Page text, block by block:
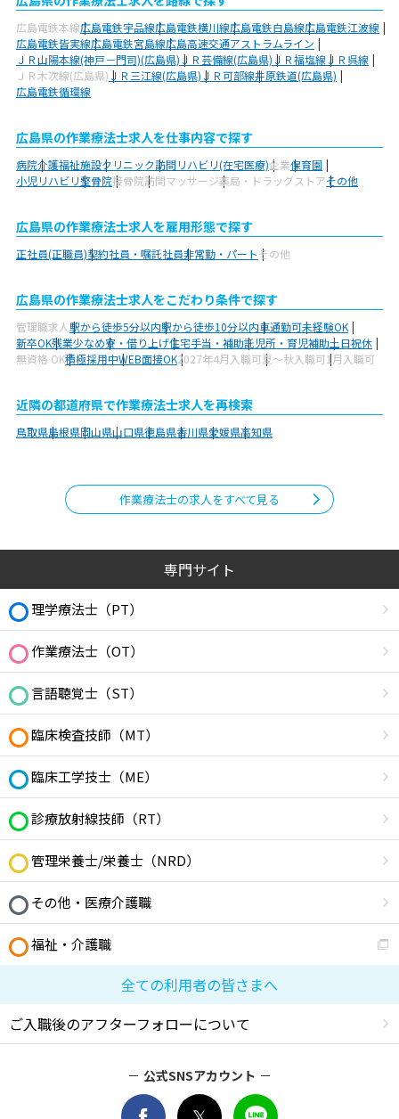
広島電鉄本線広島電鉄宇品線広島電鉄横川線広島電鉄白島線広島電鉄江波線
広島電鉄皆実線広島電鉄宮島線広島高速交通アストラムライン
ＪＲ山陽本線(神戸－門司)(広島県)ＪＲ芸備線(広島県)ＪＲ福塩線ＪＲ呉線
ＪＲ木次線(広島県)ＪＲ三江線(広島県)ＪＲ可部線井原鉄道(広島県)
広島電鉄循環線
広島県の作業療法士求人を仕事内容で探す
病院介護福祉施設クリニック訪問リハビリ(在宅医療)企業保育園
小児リハビリ整骨院接骨院訪問マッサージ薬局・ドラッグストアその他
広島県の作業療法士求人を雇用形態で探す
正社員(正職員)契約社員・嘱託社員非常勤・パートその他
広島県の作業療法士求人をこだわり条件で探す
管理職求人駅から徒歩5分以内駅から徒歩10分以内車通勤可未経験OK
新卒OK残業少なめ寮・借り上げ住宅手当・補助託児所・育児補助土日祝休
無資格 OK積極採用中WEB面接OK2027年4月入職可夏～秋入職可1月入職可
近隣の都道府県で作業療法士求人を再検索
鳥取県島根県岡山県山口県徳島県香川県愛媛県高知県
作業療法士の求人をすべて見る
専門サイト
理学療法士（PT）
作業療法士（OT）
言語聴覚士（ST）
臨床検査技師（MT）
臨床工学技士（ME）
診療放射線技師（RT）
管理栄養士/栄養士（NRD）
その他・医療介護職
福祉・介護職
全ての利用者の皆さまへ
ご入職後のアフターフォローについて
公式SNSアカウント